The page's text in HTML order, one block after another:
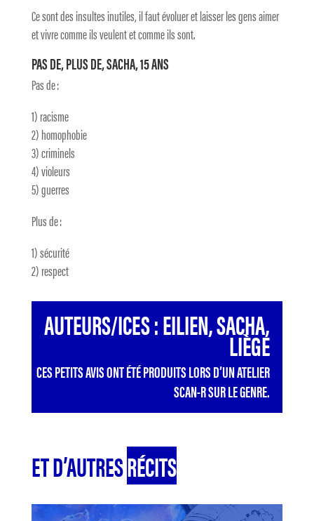
Ce sont des insultes inutiles, il faut évoluer et laisser les gens aimer
et vivre comme ils veulent et comme ils sont.
PAS DE, PLUS DE, SACHA, 15 ANS
Pas de :
1) racisme
2) homophobie
3) criminels
4) violeurs
5) guerres
Plus de :
1) sécurité
2) respect
AUTEURS/ICES : EILIEN, SACHA,
LIÈGE
CES PETITS AVIS ONT ÉTÉ PRODUITS LORS D’UN ATELIER
SCAN-R SUR LE GENRE.
ET D’AUTRESRÉCITS